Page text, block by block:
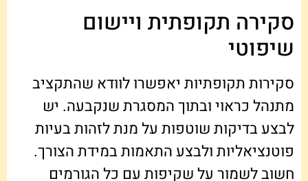
סקירה תקופתית ויישום
שיפוטי
סקירות תקופתיות יאפשרו לוודא שהתקציב
מתנהל כראוי ובתוך המסגרת שנקבעה. יש
לבצע בדיקות שוטפות על מנת לזהות בעיות
פוטנציאליות ולבצע התאמות במידת הצורך.
חשוב לשמור על שקיפות עם כל הגורמים